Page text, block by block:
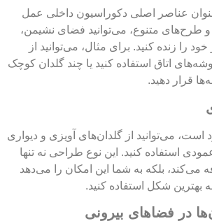
عناصر اصلی دکوراسیون داخلی عمل
و طرح‌های متنوع، می‌توانید فضای نشیمن،
را زنده کنید. برای مثال، می‌توانید از
اتاق استفاده کنید یا چند گلدان کوچک
قرار دهید.
می‌توانید از گلدان‌های آویزی و دیواری
استفاده کنید. این نوع طراحی نه تنها
می‌کند، بلکه به شما این امکان را می‌دهد
شکل استفاده کنید.
در فضاهای بیرونی